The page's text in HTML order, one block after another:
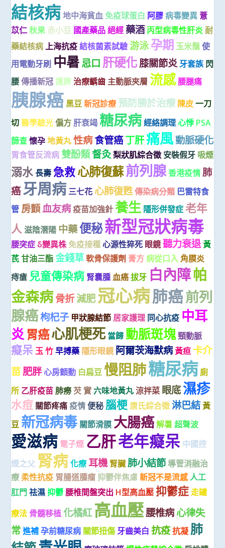
結核病 地中海貧血 免疫球蛋白 阿膠 病毒變異 薏
苡仁 秋果 赤小豆 國產藥品 絕經 藥酒 丙型病毒性肝炎 耐
藥結核病 上海抗疫 結核菌素試驗 游泳孕期 玉米鬚 使
用電動牙刷 中暑忌口 肝硬化膝關節炎牙套族 閃
腰 傳播新冠 護脾 治療齲齒 主動脈夾層 流感 腰腿痛
胰腺癌 黑豆 新冠診療 預防勝於治療 陳皮 一刀
切 醫學驗光 偏方 肝衰竭 糖尿病經絡調理 心悸 PSA
篩查 懷孕 地黃丸 性病食管癌丁肝痛風動脈硬化
胃食管反流病 雙酚類督灸梨狀肌綜合徵 安裝假牙 吸煙
溺水 長壽 急救心肺復蘇前列腺香港疫情 肺
癌牙周病 三七花 心肺復甦傳染病分類 巴雷特食
管 房顫血友病疫苗加強針 養生 隱形併發症 老年
人 滋陰潛陽 中藥便秘新型冠狀病毒
腰突症 δ變異株免疫接種 心源性猝死 眼鏡聽力衰退黃
芪 甘油三酯 金錢草 軟骨保護劑 膏方 病從口入 角膜炎
痔瘡 兒童傳染病 腎囊腫 血癌 拔牙 白內障帕
金森病骨折減肥冠心病肺癌前列
腺癌枸杞子 甲狀腺結節 居家護理 同心抗疫 中耳
炎 胃癌心肌梗死 當歸 動脈斑塊頸動脈
癡呆 玉 竹 早搏藥 隱形眼鏡 阿爾茨海默病黃疸 卡介
苗肥胖心房顫動 白扁豆 慢阻肺糖尿病 廁
所 乙肝疫苗 肺癆 芡 實 六味地黃丸 涼拌菜 眼底濕疹
水痘 關節疼痛 疫情 便秘 腦梗 唐氏綜合徵 淋巴結黃
豆 新冠病毒 關節滑膜 大腸癌解暑 超聲波
愛滋病 電子煙 乙肝老年癡呆 中國控
煙之父 腎病 化療 耳機 腎臟肺小結節 導管消融治
療 柔性抗疫 胃腸道腫瘤 抑鬱伴焦慮 新冠不是流感人工
肛門 祛濕 抑鬱 腰椎間盤突出 H型高血壓 抑鬱症 走罐
療法 骨髓移植 化橘紅 高血壓腰椎病心律失
常 進補 孕前糖尿病 關節扭傷牙齒美白 抗疫抗凝 肺